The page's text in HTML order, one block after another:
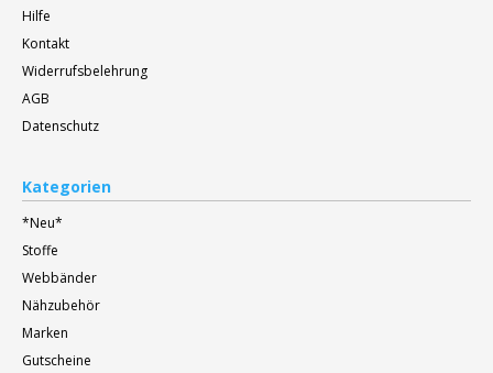
Hilfe
Kontakt
Widerrufsbelehrung
AGB
Datenschutz
Kategorien
*Neu*
Stoffe
Webbänder
Nähzubehör
Marken
Gutscheine